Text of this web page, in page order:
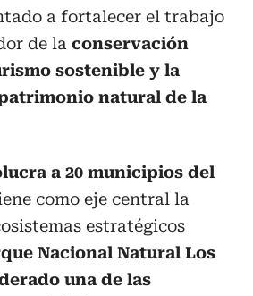
a fortalecer el trabajo
de la conservación
sostenible y la
natural de la
a 20 municipios del
como eje central la
estratégicos
Nacional Natural Los
una de las